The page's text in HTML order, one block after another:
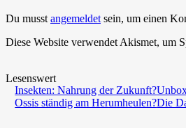
Du musst angemeldet sein, um einen
Diese Website verwendet Akismet, um
Lesenswert
Insekten: Nahrung der Zukunft?
Ossis ständig am Herumheulen?Die